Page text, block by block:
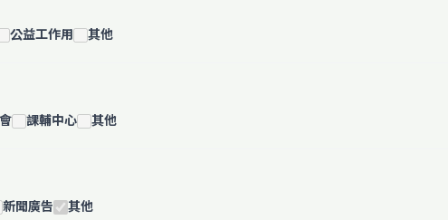
公益工作用 其他
課輔中心 其他
新聞廣告 其他